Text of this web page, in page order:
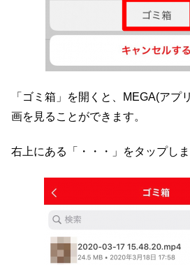
「ゴミ箱」を開くと、MEGA(アプ
画を見ることができます。
右上にある「・・・」をタップしま